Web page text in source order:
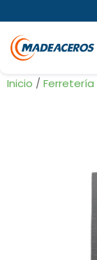
Inicio / Ferretería